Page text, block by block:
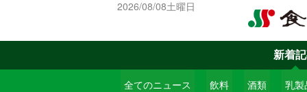
2026/08/08土曜日
新着
全てのニュース 飲料 酒類 乳製